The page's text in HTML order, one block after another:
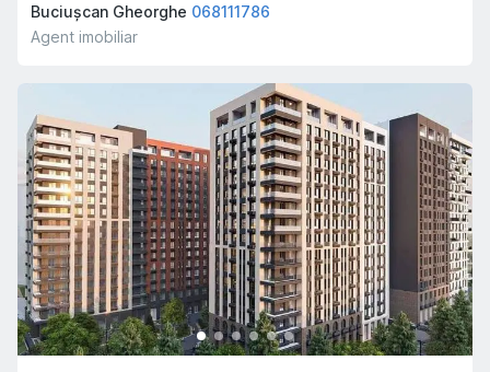
Buciușcan Gheorghe 068111786
Agent imobiliar